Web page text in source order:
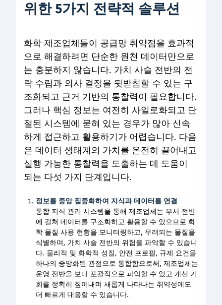
위한 5가지 전략적 솔루션
화학 제조업체들이 공급망 취약점을 효과적
으로 해결하려면 단순한 원천 데이터만으로
는 충분하지 않습니다. 가치 사슬 전반의 전
략 수립과 의사 결정을 뒷받침할 수 있는 구
조화되고 근거 기반의 통찰력이 필요합니다.
그러나 핵심 정보는 여전히 사일로화되고 단
절된 시스템에 묻혀 있는 경우가 많아 신속
하게 접근하고 활용하기가 어렵습니다. 다음
은 데이터 생태계의 가치를 온전히 끌어내고
실행 가능한 통찰력을 도출하는 데 도움이
되는 다섯 가지 단계입니다.
정보를 중앙 집중화하여 지식과 데이터를 연결
통합 지식 관리 시스템을 통해 제조업체는 부서 전반
에 걸쳐 데이터를 구조화하고 활용할 수 있으므로 화
학 물질 사용 현황을 모니터링하고, 우려되는 물질을
식별하며, 가치 사슬 전반의 위험을 파악할 수 있습니
다. 물리적 및 화학적 성질, 안전 프로필, 규제 요건을
하나의 중앙화된 관점으로 통합함으로써, 제조업체는
운영 전반을 보다 포괄적으로 파악할 수 있고 개선 기
회를 정확히 짚어내며 새롭게 나타나는 취약성에도
더 빠르게 대응할 수 있습니다.